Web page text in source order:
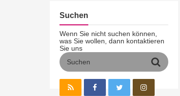
Suchen
Wenn Sie nicht suchen können,
was Sie wollen, dann kontaktieren
Sie uns